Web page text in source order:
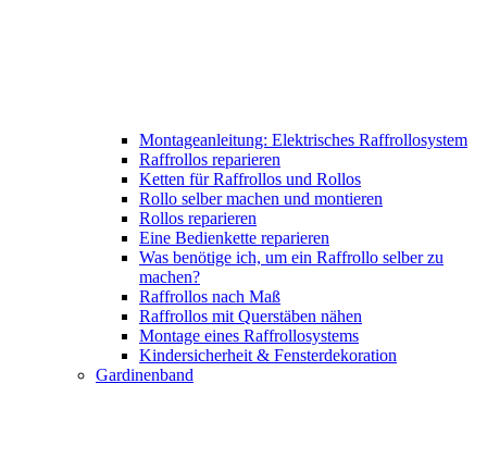
Montageanleitung: Elektrisches Raffrollosystem
Raffrollos reparieren
Ketten für Raffrollos und Rollos
Rollo selber machen und montieren
Rollos reparieren
Eine Bedienkette reparieren
Was benötige ich, um ein Raffrollo selber zu
machen?
Raffrollos nach Maß
Raffrollos mit Querstäben nähen
Montage eines Raffrollosystems
Kindersicherheit & Fensterdekoration
Gardinenband